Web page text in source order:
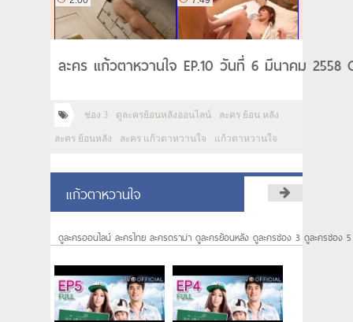
ละคร แก้วตาหวานใจ EP.10 วันที่ 6 มีนาคม 2558
ช่อง 3 ดูละครย้อนหลังออนไลน์ ละคร ย้อน หลัง
ละคร ย้อนหลัง ละคร แก้วตาหวานใจ แก้วตาหวานใจ
แก้วตาหวานใจ
ดูละครออนไลน์ ละครไทย ละครดราม่า ดูละครย้อนหลัง ดูละครช่อง 3 ดูละครช่อง